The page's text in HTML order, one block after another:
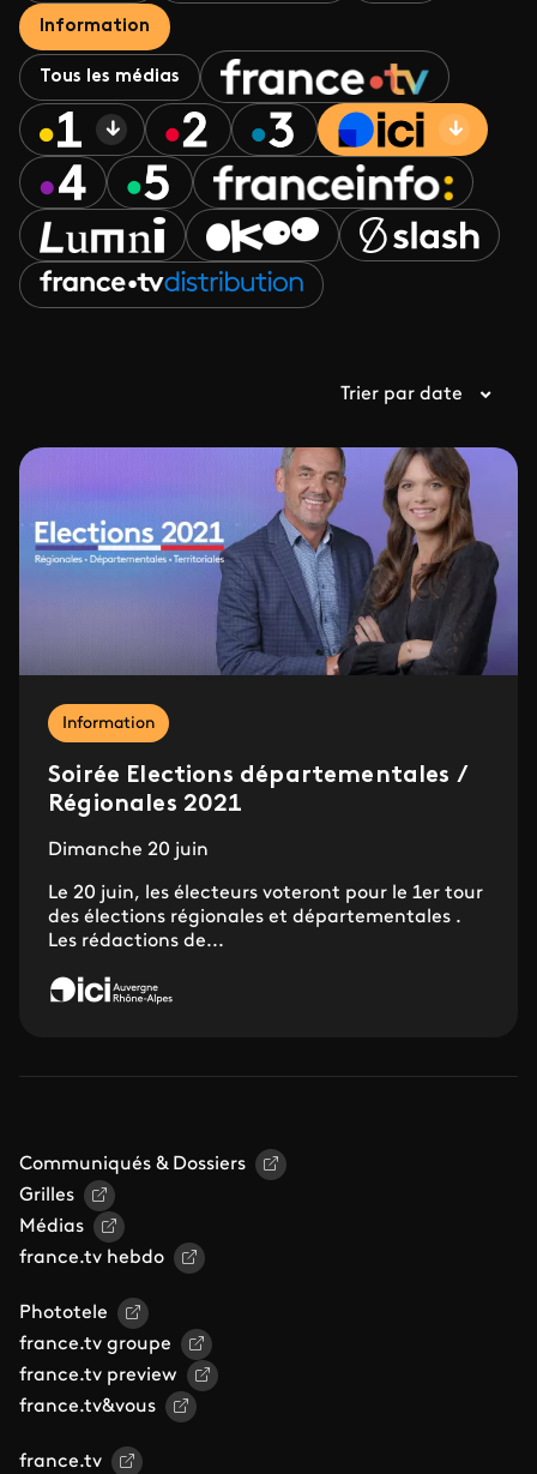
Information
Tous les médias
Trier par date
Information
Soirée Elections départementales /
Régionales 2021
Dimanche 20 juin
Le 20 juin, les électeurs voteront pour le 1er tour
des élections régionales et départementales .
Les rédactions de...
Communiqués & Dossiers
Grilles
Médias
france.tv hebdo
Phototele
france.tv groupe
france.tv preview
france.tv&vous
france.tv